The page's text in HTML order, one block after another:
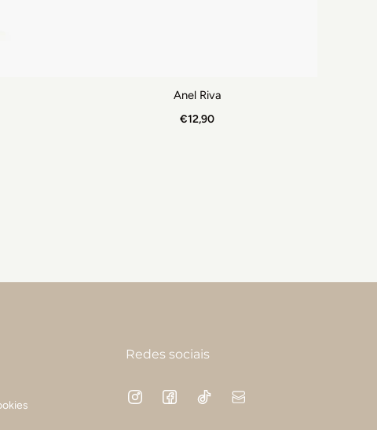
Anel Riva
€12,90
Redes sociais